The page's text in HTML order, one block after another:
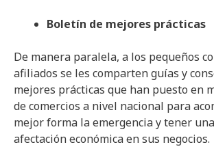
Boletín de mejores prácticas
De manera paralela, a los pequeños
afiliados se les comparten guías y
mejores prácticas que han puesto en
de comercios a nivel nacional para
mejor forma la emergencia y tener
afectación económica en sus negocios.